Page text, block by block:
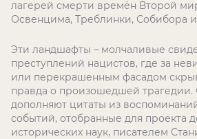
лагерей смерти времён Второй
Освенцима, Треблинки, Собибора и
Эти ландшафты – молчаливые
преступлений нацистов, где за
или перекрашенным фасадом
правда о произошедшей
дополняют цитаты из
событий, отобранные для проекта
исторических наук, писателем